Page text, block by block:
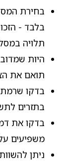
בחירת
בלבד -
תלויה
היות
תואם את
בדקו
בתזרים
בדקו את
משפיעים
ניתן